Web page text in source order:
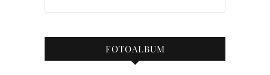
FOTOALBUM